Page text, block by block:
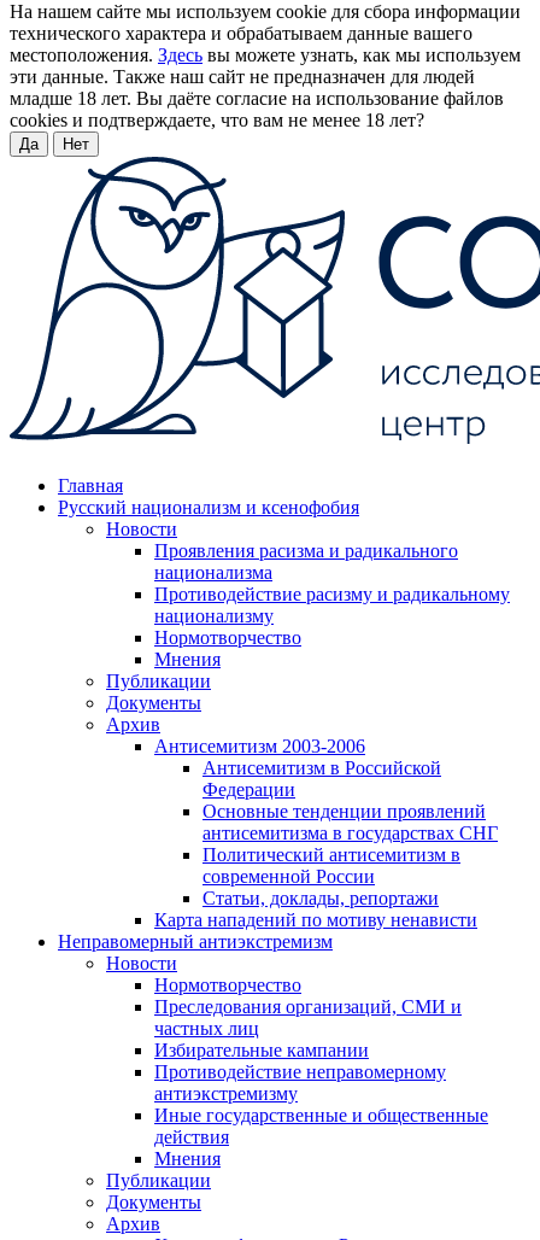
На нашем сайте мы используем cookie для сбора информации
технического характера и обрабатываем данные вашего
местоположения. Здесь вы можете узнать, как мы используем
эти данные. Также наш сайт не предназначен для людей
младше 18 лет. Вы даёте согласие на использование файлов
cookies и подтверждаете, что вам не менее 18 лет?
Да Нет
Главная
Русский национализм и ксенофобия
Новости
Проявления расизма и радикального
национализма
Противодействие расизму и радикальному
национализму
Нормотворчество
Мнения
Публикации
Документы
Архив
Антисемитизм 2003-2006
Антисемитизм в Российской
Федерации
Основные тенденции проявлений
антисемитизма в государствах СНГ
Политический антисемитизм в
современной России
Статьи, доклады, репортажи
Карта нападений по мотиву ненависти
Неправомерный антиэкстремизм
Новости
Нормотворчество
Преследования организаций, СМИ и
частных лиц
Избирательные кампании
Противодействие неправомерному
антиэкстремизму
Иные государственные и общественные
действия
Мнения
Публикации
Документы
Архив